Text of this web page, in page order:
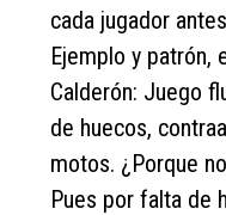
cada jugador
Ejemplo y patrón,
Calderón: Juego
de huecos,
motos. ¿Porque
Pues por falta de